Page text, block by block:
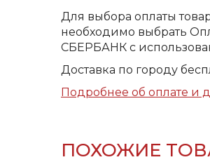
Для выбора оплаты
необходимо выбрать
СБЕРБАНК с
Доставка по городу
Подробнее об оплате и
ПОХОЖИЕ